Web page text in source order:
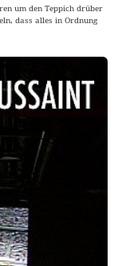
um den Teppich drüber
dass alles in Ordnung